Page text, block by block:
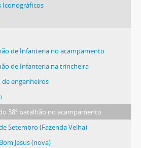
Iconográficos
de Infanteria no acampamento
de Infanteria na trincheira
de engenheiros
38º batalhão no acampamento
Setembro (Fazenda Velha)
Jesus (nova)